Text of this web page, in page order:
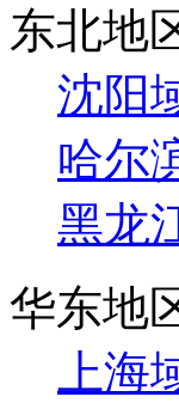
东北地
沈阳
哈尔
黑龙
华东地
上海